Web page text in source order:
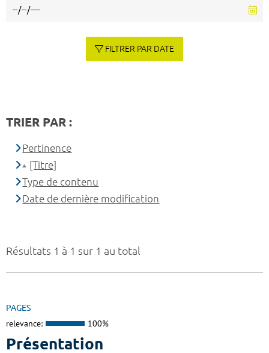
Résultats 1 à 1 sur 1 au total
PAGES
relevance: 100%
Présentation
FILTRER PAR DATE
TRIER PAR :
Pertinence
[Titre]
Type de contenu
Date de dernière modification